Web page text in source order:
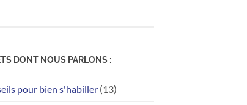
DONT NOUS PARLONS :
pour bien s'habiller (13)